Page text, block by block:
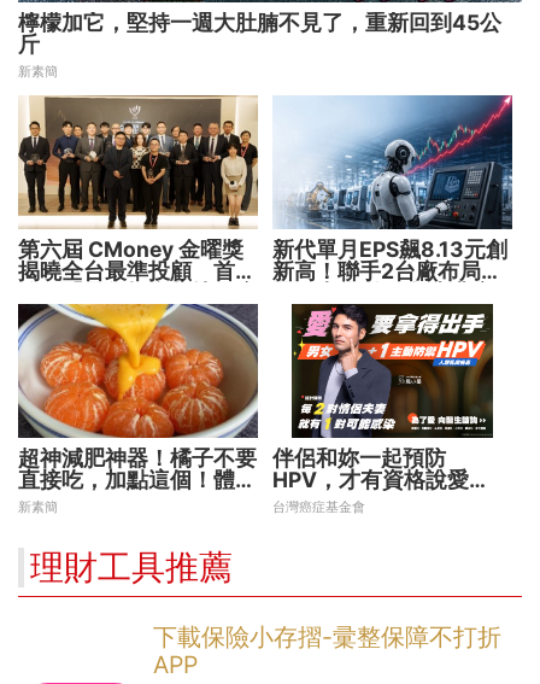
檸檬加它，堅持一週大肚腩不見了，重新回到45公
斤
新素簡
第六屆 CMoney 金曜獎
揭曉全台最準投顧 首度
用 助攻投顧、投信打造
下一代
新代單月EPS飆8.13元創
新高！聯手2台廠布局機
超神減肥神器！橘子不要
直接吃，加點這個！體重
天天下降
新素簡
伴侶和妳一起預防
HPV，才有資格說愛
妳！
台灣癌症基金會
理財工具推薦
下載保險小存摺-彚整保障不打折
APP